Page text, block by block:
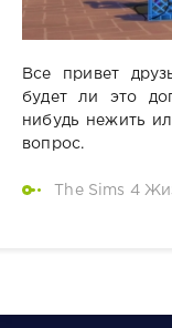
Все привет
будет ли это
нибудь нежить
вопрос.
The Sims 4